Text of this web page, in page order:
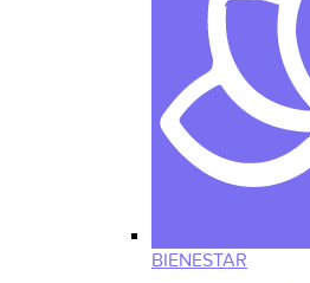
BIENESTAR